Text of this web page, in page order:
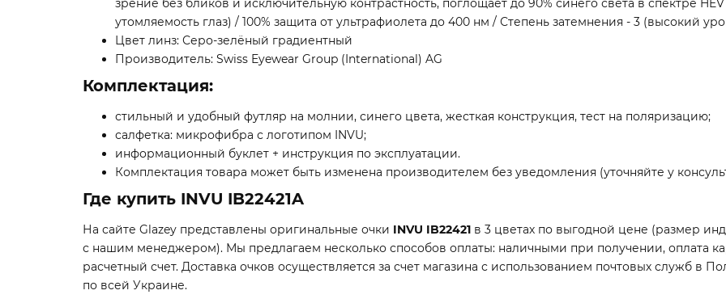
зрение без бликов и исключительную контрастность, поглощает до 90% синего света в спектре
утомляемость глаз) / 100% защита от ультрафиолета до 400 нм / Степень затемнения - 3 (высокий
Цвет линз: Серо-зелёный градиентный
Производитель: Swiss Eyewear Group (International) AG
Комплектация:
стильный и удобный футляр на молнии, синего цвета, жесткая конструкция, тест на поляризацию;
салфетка: микрофибра с логотипом INVU;
информационный буклет + инструкция по эксплуатации.
Комплектация товара может быть изменена производителем без уведомления (уточняйте у
Где купить INVU IB22421A
На сайте Glazey представлены оригинальные очки INVU IB22421 в 3 цветах по выгодной цене (размер
с нашим менеджером). Мы предлагаем несколько способов оплаты: наличными при получении, оплата
расчетный счет. Доставка очков осуществляется за счет магазина с использованием почтовых служб в
по всей Украине.